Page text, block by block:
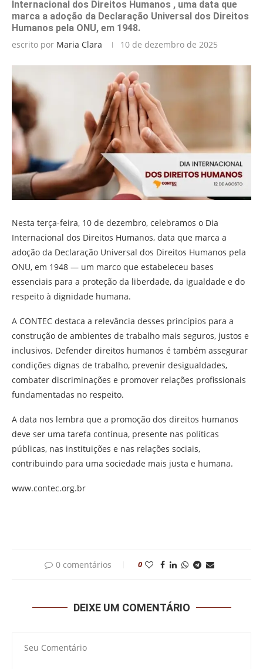
Internacional dos Direitos Humanos , uma data que
marca a adoção da Declaração Universal dos Direitos
Humanos pela ONU, em 1948.
escrito por Maria Clara 10 de dezembro de 2025
Nesta terça-feira, 10 de dezembro, celebramos o Dia
Internacional dos Direitos Humanos, data que marca a
adoção da Declaração Universal dos Direitos Humanos pela
ONU, em 1948 — um marco que estabeleceu bases
essenciais para a proteção da liberdade, da igualdade e do
respeito à dignidade humana.
A CONTEC destaca a relevância desses princípios para a
construção de ambientes de trabalho mais seguros, justos e
inclusivos. Defender direitos humanos é também assegurar
condições dignas de trabalho, prevenir desigualdades,
combater discriminações e promover relações profissionais
fundamentadas no respeito.
A data nos lembra que a promoção dos direitos humanos
deve ser uma tarefa contínua, presente nas políticas
públicas, nas instituições e nas relações sociais,
contribuindo para uma sociedade mais justa e humana.
www.contec.org.br
0 comentários 0
DEIXE UM COMENTÁRIO